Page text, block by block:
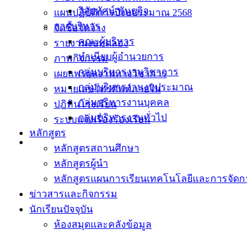
แผนปฏิบัติการปีงบประมาณ 2568
จัดซื้อจัดจ้าง
รายงานงบทดลอง
ภาพกิจกรรม
เผยแพร่ผลงานทางวิชาการ
หมายเลขโทรศัพท์ภายใน
ปฎิทินโรงเรียน
ระบบแจ้งเรื่องร้องเรียน
วิสัยทัศน์ พันธกิจ
การบริหาร
คณะผู้บริหาร
ทำเนียบผู้อำนวยการ
กลุ่มบริหารงานวิชาการ
กลุ่มบริหารงานงบประมาณ
กลุ่มบริหารงานบุคคล
กลุ่มบริหารงานทั่วไป
หลักสูตร
หลักสูตรสถานศึกษา
หลักสูตรผู้นำ
หลักสูตรแผนการเรียนเทคโนโลยีและการจัดก
ข่าวสารและกิจกรรม
นักเรียนปัจจุบัน
ห้องสมุดและคลังข้อมูล